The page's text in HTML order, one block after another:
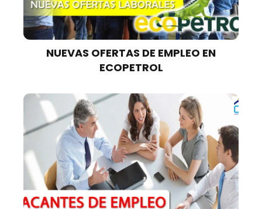
NUEVAS OFERTAS DE EMPLEO EN
ECOPETROL